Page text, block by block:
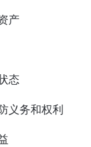
产
态
义务和权利